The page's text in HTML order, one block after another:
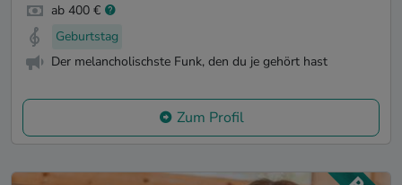
ab 400 €
Geburtstag
Der melancholischste Funk, den du je gehört hast
Zum Profil